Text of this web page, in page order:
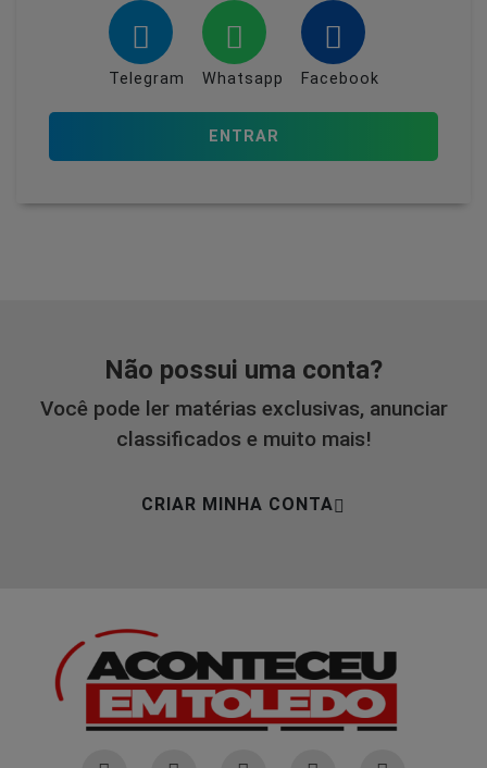
Telegram Whatsapp Facebook
ENTRAR
Não possui uma conta?
Você pode ler matérias exclusivas, anunciar
classificados e muito mais!
CRIAR MINHA CONTA